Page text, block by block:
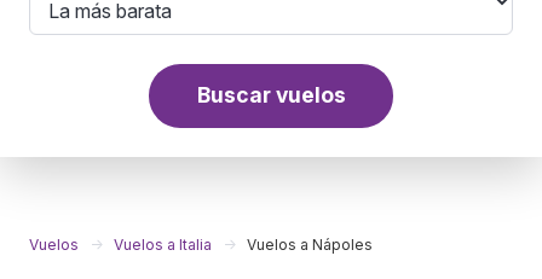
Buscar vuelos
Vuelos Vuelos a Italia Vuelos a Nápoles